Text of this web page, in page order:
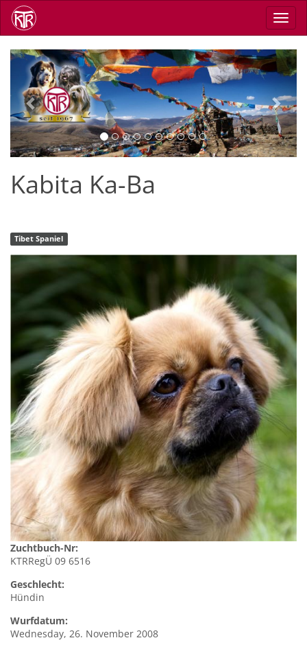
Skip
main
Previous Next
Kabita Ka-Ba
Tibet Spaniel
Zuchtbuch-Nr:
KTRRegÜ 09 6516
Geschlecht:
Hündin
Wurfdatum:
Wednesday, 26. November 2008